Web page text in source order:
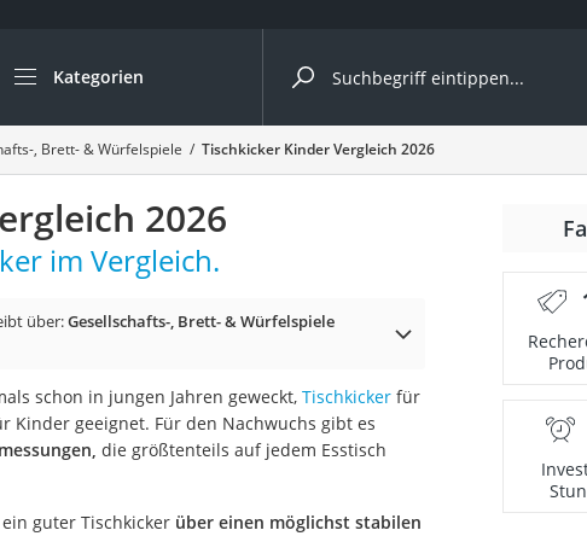
Kategorien
beliebtesten Vergleiche nach Kategorie
& Sport
Fahrradträger
366 cm
Koffer
Dreirad
, Brett- & Würfelspiele Tischkicker Kinder Vergleich 2026
2026
im Vergleich.
über:Gesellschafts-, Brett- & Würfelspiele
schon in jungen Jahren geweckt, Tischkickerfür
geeignet. Für den Nachwuchs gibt es
die größtenteils auf jedem Esstisch
guter Tischkicker über einen möglichst stabilen